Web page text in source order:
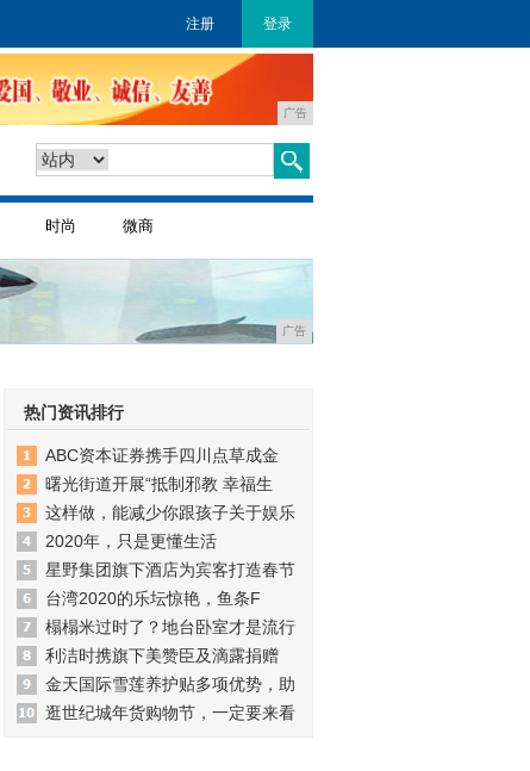
注册 登录
广告
时尚 微商
广告
热门资讯排行
ABC资本证券携手四川点草成金
曙光街道开展“抵制邪教 幸福生
这样做，能减少你跟孩子关于娱乐
2020年，只是更懂生活
星野集团旗下酒店为宾客打造春节
台湾2020的乐坛惊艳，鱼条F
榻榻米过时了？地台卧室才是流行
利洁时携旗下美赞臣及滴露捐赠
金天国际雪莲养护贴多项优势，助
逛世纪城年货购物节，一定要来看